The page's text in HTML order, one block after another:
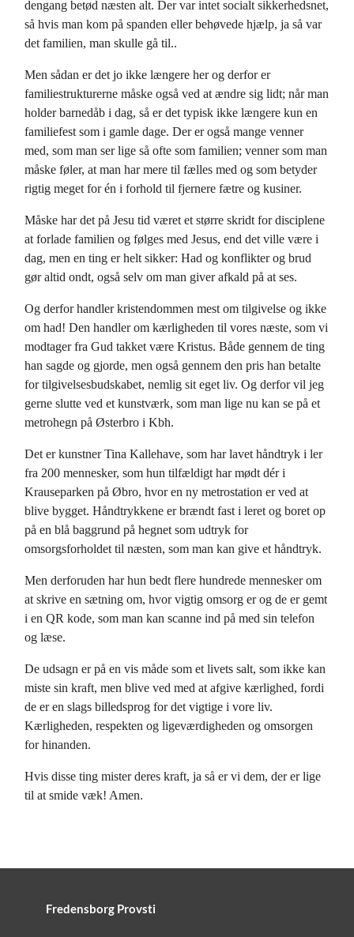
dengang betød næsten alt. Der var intet socialt sikkerhedsnet,
så hvis man kom på spanden eller behøvede hjælp, ja så var
det familien, man skulle gå til..
Men sådan er det jo ikke længere her og derfor er
familiestrukturerne måske også ved at ændre sig lidt; når man
holder barnedåb i dag, så er det typisk ikke længere kun en
familiefest som i gamle dage. Der er også mange venner
med, som man ser lige så ofte som familien; venner som man
måske føler, at man har mere til fælles med og som betyder
rigtig meget for én i forhold til fjernere fætre og kusiner.
Måske har det på Jesu tid været et større skridt for disciplene
at forlade familien og følges med Jesus, end det ville være i
dag, men en ting er helt sikker: Had og konflikter og brud
gør altid ondt, også selv om man giver afkald på at ses.
Og derfor handler kristendommen mest om tilgivelse og ikke
om had! Den handler om kærligheden til vores næste, som vi
modtager fra Gud takket være Kristus. Både gennem de ting
han sagde og gjorde, men også gennem den pris han betalte
for tilgivelsesbudskabet, nemlig sit eget liv. Og derfor vil jeg
gerne slutte ved et kunstværk, som man lige nu kan se på et
metrohegn på Østerbro i Kbh.
Det er kunstner Tina Kallehave, som har lavet håndtryk i ler
fra 200 mennesker, som hun tilfældigt har mødt dér i
Krauseparken på Øbro, hvor en ny metrostation er ved at
blive bygget. Håndtrykkene er brændt fast i leret og boret op
på en blå baggrund på hegnet som udtryk for
omsorgsforholdet til næsten, som man kan give et håndtryk.
Men derforuden har hun bedt flere hundrede mennesker om
at skrive en sætning om, hvor vigtig omsorg er og de er gemt
i en QR kode, som man kan scanne ind på med sin telefon
og læse.
De udsagn er på en vis måde som et livets salt, som ikke kan
miste sin kraft, men blive ved med at afgive kærlighed, fordi
de er en slags billedsprog for det vigtige i vore liv.
Kærligheden, respekten og ligeværdigheden og omsorgen
for hinanden.
Hvis disse ting mister deres kraft, ja så er vi dem, der er lige
til at smide væk! Amen.
Fredensborg Provsti